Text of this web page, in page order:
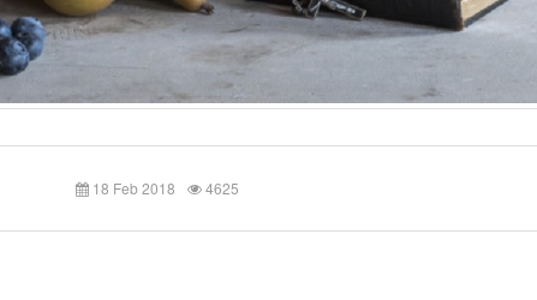
18 Feb 2018 4625